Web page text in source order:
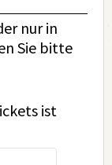
nur in
Sie bitte
ist